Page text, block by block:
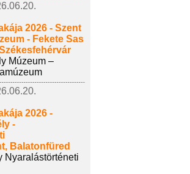
2026 - Szent
- Fekete Sas
Múzeum –
2026 -
-
Balatonfüred
Nyaralástörténeti